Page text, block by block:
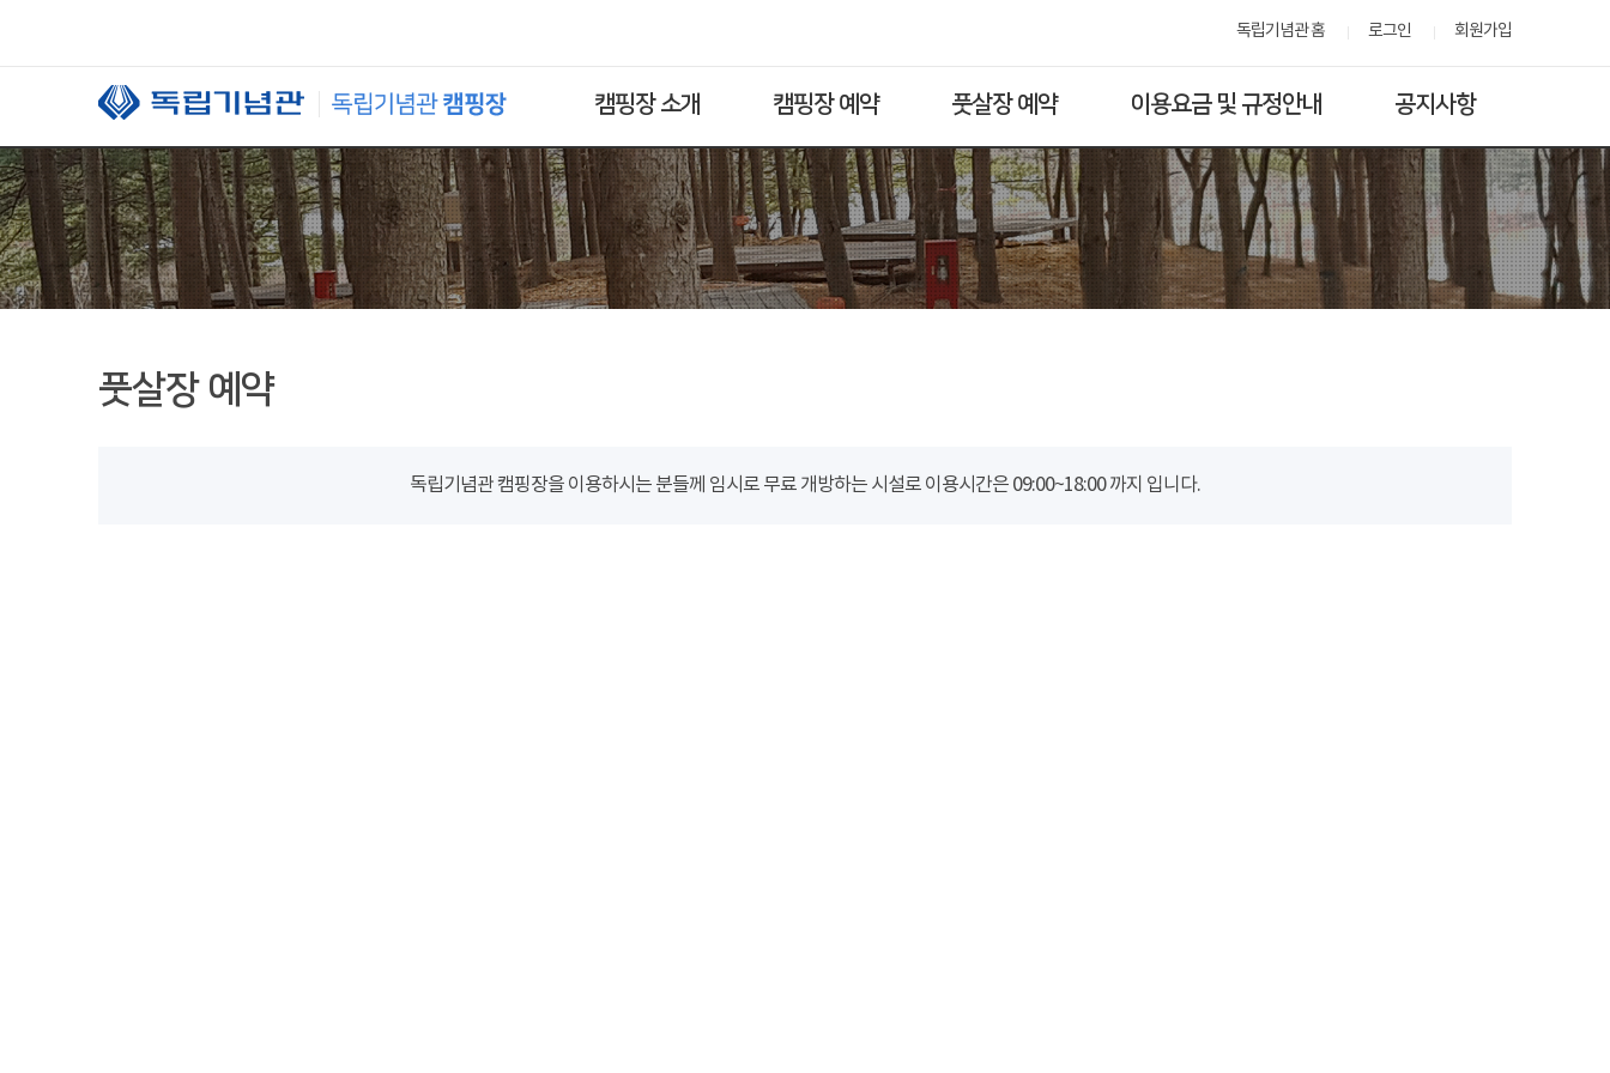
독립기념관 홈 로그인 회원가입
캠핑장 소개 캠핑장 예약 풋살장 예약 이용요금 및 규정안내 공지사항
풋살장 예약
독립기념관 캠핑장을 이용하시는 분들께 임시로 무료 개방하는 시설로 이용시간은 09:00~18:00 까지 입니다.